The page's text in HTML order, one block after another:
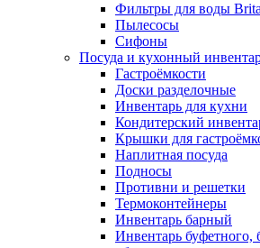
Фильтры для воды Brita
Пылесосы
Сифоны
Посуда и кухонный
Гастроёмкости
Доски разделочные
Инвентарь для кухни
Кондитерский
Крышки для
Наплитная посуда
Подносы
Противни и решетки
Термоконтейнеры
Инвентарь барный
Инвентарь буфетного,